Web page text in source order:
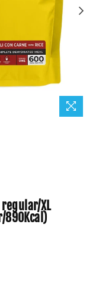
regular/XL
890Kcal)